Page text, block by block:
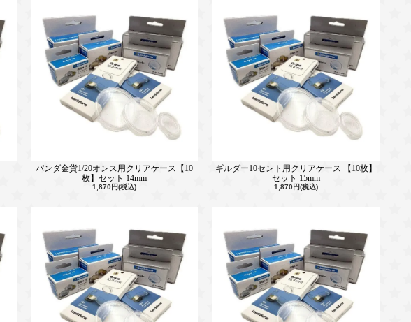
パンダ金貨1/20オンス用クリアケース【10
枚】セット 14mm
1,870円(税込)
ギルダー10セント用クリアケース 【10枚】
セット 15mm
1,870円(税込)